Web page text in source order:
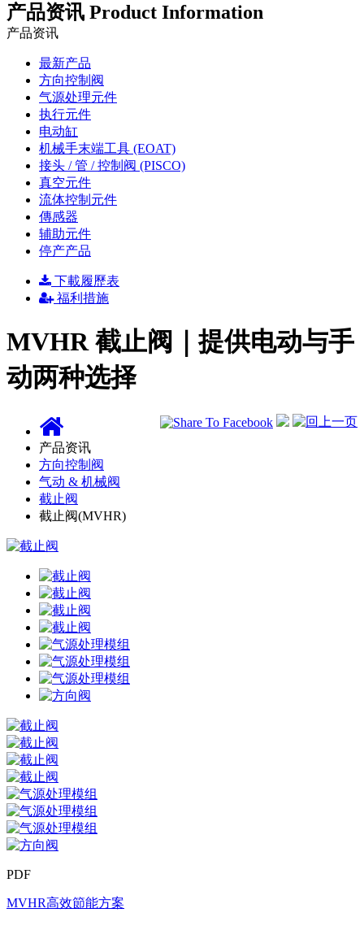
产品资讯 Product Information
产品资讯
最新产品
方向控制阀
气源处理元件
执行元件
电动缸
机械手末端工具 (EOAT)
接头 / 管 / 控制阀 (PISCO)
真空元件
流体控制元件
傳感器
辅助元件
停产产品
下載履歷表
福利措施
MVHR 截止阀｜提供电动与手
动两种选择
回上一页
产品资讯
方向控制阀
气动 & 机械阀
截止阀
截止阀(MVHR)
PDF
MVHR高效節能方案